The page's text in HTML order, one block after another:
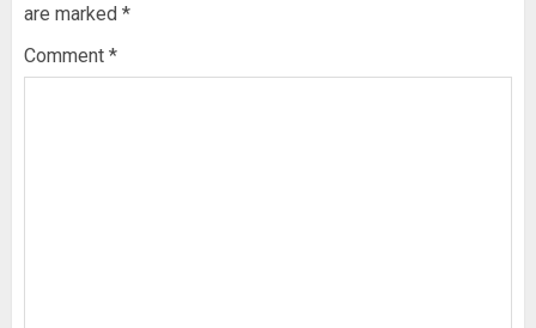
are marked *
Comment *